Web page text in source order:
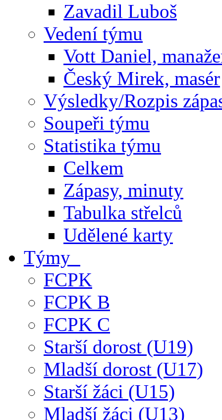
Zavadil Luboš
Vedení týmu
Vott Daniel,
Český Mirek, masér
Výsledky/Rozpis
Soupeři týmu
Statistika týmu
Celkem
Zápasy, minuty
Tabulka střelců
Udělené karty
Týmy
FCPK
FCPK B
FCPK C
Starší dorost (U19)
Mladší dorost (U17)
Starší žáci (U15)
Mladší žáci (U13)